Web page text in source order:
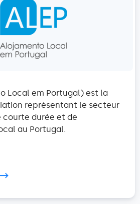
Local em Portugal) est la
représentant le secteur
durée et de
au Portugal.